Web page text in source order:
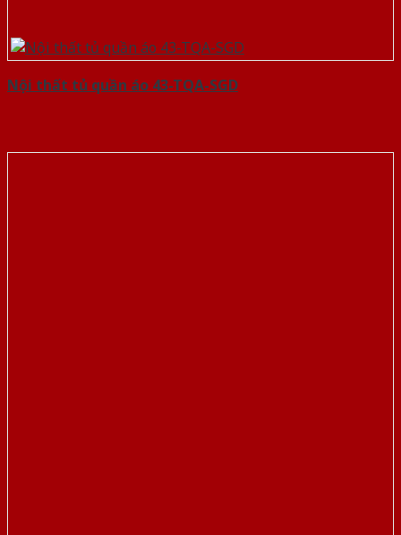
Nội thất tủ quần áo 43-TQA-SGD